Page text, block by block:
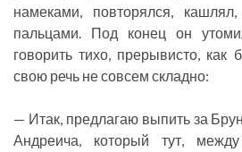
намеками, повторялся,
пальцами. Под конец он
говорить тихо, прерывисто,
свою речь не совсем складно:
— Итак, предлагаю выпить за
Андреича, который тут,